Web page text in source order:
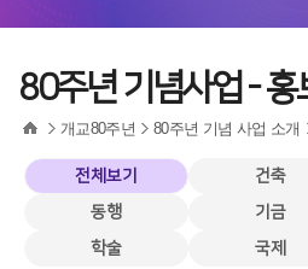
80주년 기념사업 - 홍
개교80주년 80주년 기념 사업 소개
전체보기 건축
동행
기금
학술
국제